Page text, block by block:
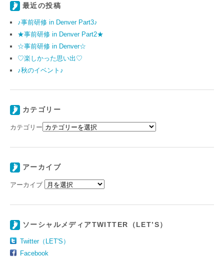
最近の投稿
♪事前研修 in Denver Part3♪
★事前研修 in Denver Part2★
☆事前研修 in Denver☆
♡楽しかった思い出♡
♪秋のイベント♪
カテゴリー
カテゴリー
アーカイブ
アーカイブ
ソーシャルメディアTWITTER（LET’S）
Twitter（LET'S）
Facebook